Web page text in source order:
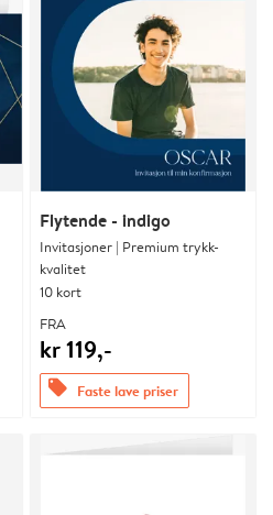
Flytende - indigo
Invitasjoner | Premium trykk-
kvalitet
10 kort
FRA
kr 119,-
offers Faste lave priser